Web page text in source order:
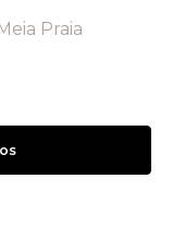
Praia